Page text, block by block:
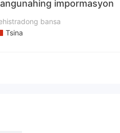
impormasyon
bansa
Tsina